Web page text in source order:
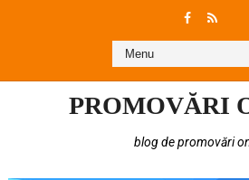
PROMOVĂRI
blog de promovări